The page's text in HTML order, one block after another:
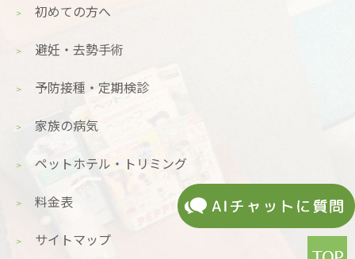
初めての方へ
避妊・去勢手術
予防接種・定期検診
家族の病気
ペットホテル・トリミング
料金表
サイトマップ